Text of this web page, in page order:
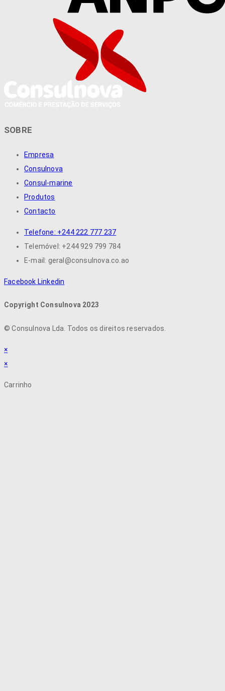
SOBRE
Empresa
Consulnova
Consul-marine
Produtos
Contacto
Telefone: +244 222 777 237
Telemóvel: +244 929 799 784
E-mail: geral@consulnova.co.ao
Facebook Linkedin
Copyright Consulnova 2023
©Consulnova Lda. Todos os direitos reservados.
×
×
Carrinho